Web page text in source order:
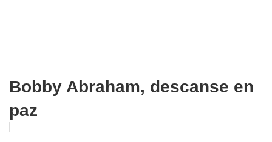
Bobby Abraham, descanse en
paz